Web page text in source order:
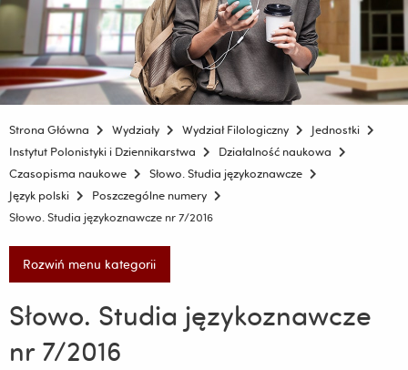
Strona Główna Wydziały Wydział Filologiczny
Jednostki
Instytut Polonistyki i Dziennikarstwa
Działalność naukowa
Czasopisma naukowe
Słowo. Studia językoznawcze
Język polski
Poszczególne numery
Słowo. Studia językoznawcze nr 7/2016
Rozwiń menu kategorii
Słowo. Studia językoznawcze
nr 7/2016